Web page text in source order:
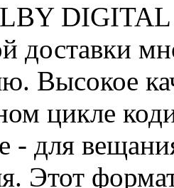
DIGITAL
доставки
Высокое
цикле
- для
Этот